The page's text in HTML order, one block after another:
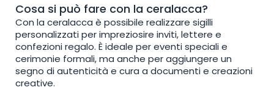
Cosa si può fare con la ceralacca?
Con la ceralacca è possibile realizzare sigilli
personalizzati per impreziosire inviti, lettere e
confezioni regalo. È ideale per eventi speciali e
cerimonie formali, ma anche per aggiungere un
segno di autenticità e cura a documenti e creazioni
creative.